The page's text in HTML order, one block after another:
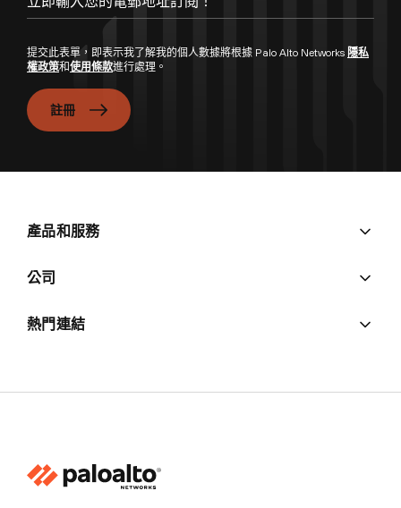
提交此表單，即表示我了解我的個人數據將根據 Palo Alto Networks 隱私
權政策和使用條款進行處理。
註冊
產品和服務
公司
熱門連結